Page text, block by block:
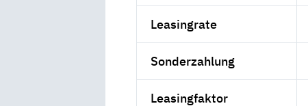
Leasingrate
Sonderzahlung
Leasingfaktor